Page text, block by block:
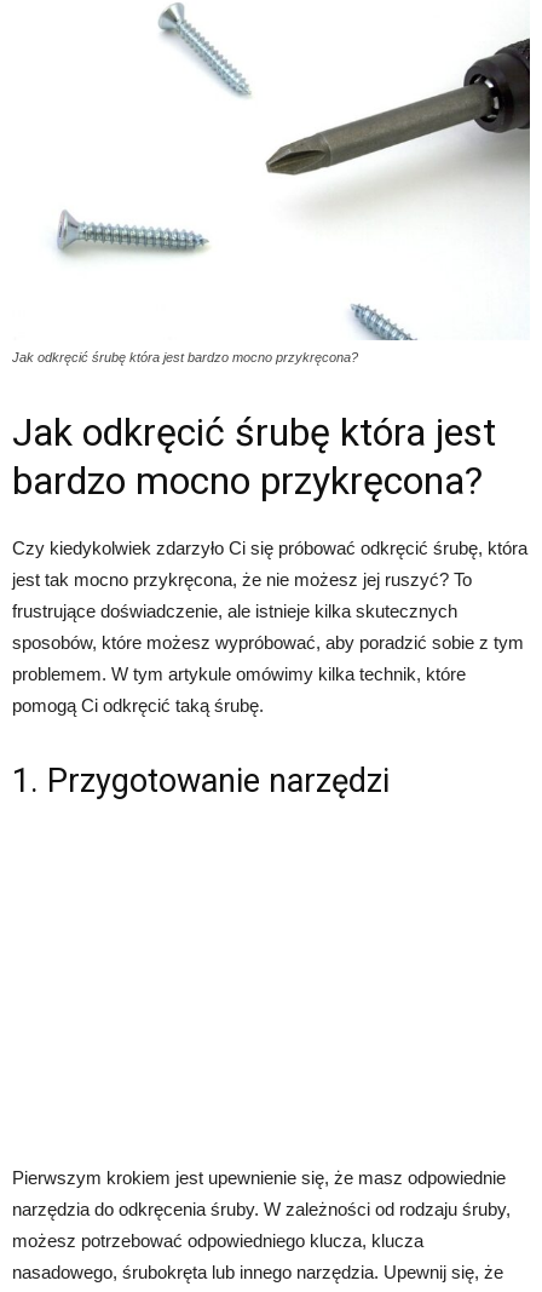
Jak odkręcić śrubę która jest bardzo mocno przykręcona?
Jak odkręcić śrubę która jest
bardzo mocno przykręcona?
Czy kiedykolwiek zdarzyło Ci się próbować odkręcić śrubę, która
jest tak mocno przykręcona, że nie możesz jej ruszyć? To
frustrujące doświadczenie, ale istnieje kilka skutecznych
sposobów, które możesz wypróbować, aby poradzić sobie z tym
problemem. W tym artykule omówimy kilka technik, które
pomogą Ci odkręcić taką śrubę.
1. Przygotowanie narzędzi
Pierwszym krokiem jest upewnienie się, że masz odpowiednie
narzędzia do odkręcenia śruby. W zależności od rodzaju śruby,
możesz potrzebować odpowiedniego klucza, klucza
nasadowego, śrubokręta lub innego narzędzia. Upewnij się, że